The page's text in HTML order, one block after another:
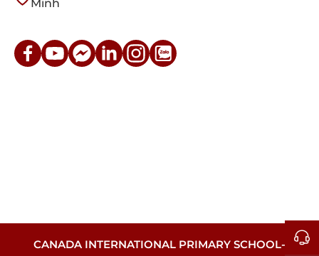
Minh
CANADA INTERNATIONAL PRIMARY SCHOOL-